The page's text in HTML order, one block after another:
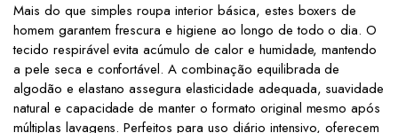
Mais do que simples roupa interior básica, estes boxers de
homem garantem frescura e higiene ao longo de todo o dia. O
tecido respirável evita acúmulo de calor e humidade, mantendo
a pele seca e confortável. A combinação equilibrada de
algodão e elastano assegura elasticidade adequada, suavidade
natural e capacidade de manter o formato original mesmo após
múltiplas lavagens. Perfeitos para uso diário intensivo, oferecem